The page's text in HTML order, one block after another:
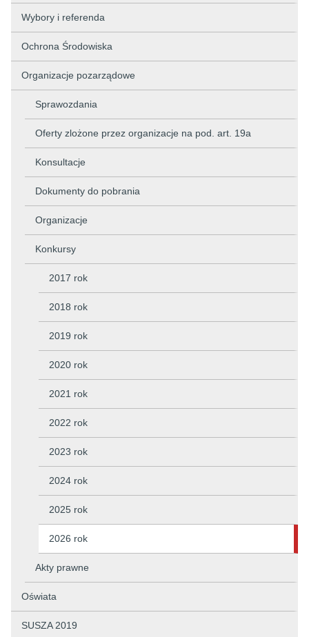
Wybory i referenda
Ochrona Środowiska
Organizacje pozarządowe
Sprawozdania
Oferty zlożone przez organizacje na pod. art. 19a
Konsultacje
Dokumenty do pobrania
Organizacje
Konkursy
2017 rok
2018 rok
2019 rok
2020 rok
2021 rok
2022 rok
2023 rok
2024 rok
2025 rok
2026 rok
Akty prawne
Oświata
SUSZA 2019